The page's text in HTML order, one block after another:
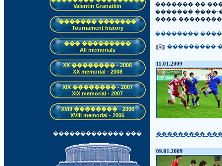
Valentin Granatkin
������� �������
Tournament history
��� ���������
All memorials
XX �������� - 2008
XX memorial - 2008
XIX �������� - 2007
XIX memorial - 2007
XVIII �������� - 2006
XVIII memorial - 2006
������������� ���
������� ��
������� ����-
����
��������
���������
11.01.2009
���������
09.01.2009